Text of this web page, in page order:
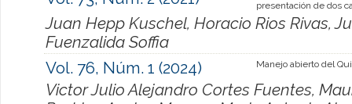
presentación de dos
Juan Hepp Kuschel, Horacio Rios Rivas,
Fuenzalida Soffia
Vol. 76, Núm. 1 (2024)
Manejo abierto del
Victor Julio Alejandro Cortes Fuentes,